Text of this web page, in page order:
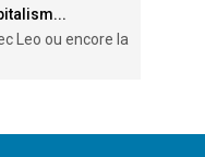
Leo ou encore la